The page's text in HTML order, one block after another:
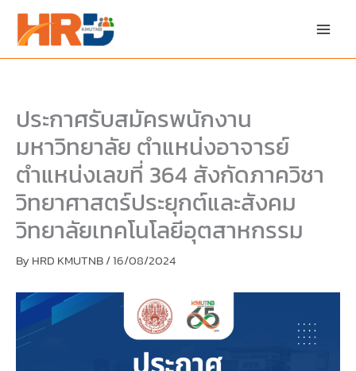
content
ประกาศรับสมัครพนักงาน
มหาวิทยาลัย ตำแหน่งอาจารย์
ตำแหน่งเลขที่ 364 สังกัดภาควิชา
วิทยาศาสตร์ประยุกต์และสังคม
วิทยาลัยเทคโนโลยีอุตสาหกรรม
By HRD KMUTNB/16/08/2024
PDF